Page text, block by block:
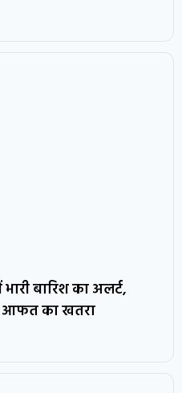
बारिश का अलर्ट,
आफत का खतरा